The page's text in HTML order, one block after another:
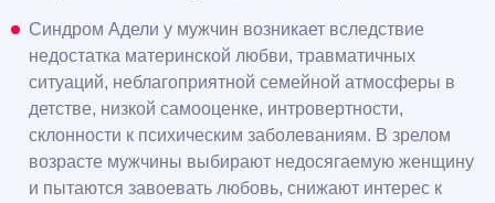
Синдром Адели у мужчин возникает вследствие
недостатка материнской любви, травматичных
ситуаций, неблагоприятной семейной атмосферы в
детстве, низкой самооценке, интровертности,
склонности к психическим заболеваниям. В зрелом
возрасте мужчины выбирают недосягаемую женщину
и пытаются завоевать любовь, снижают интерес к